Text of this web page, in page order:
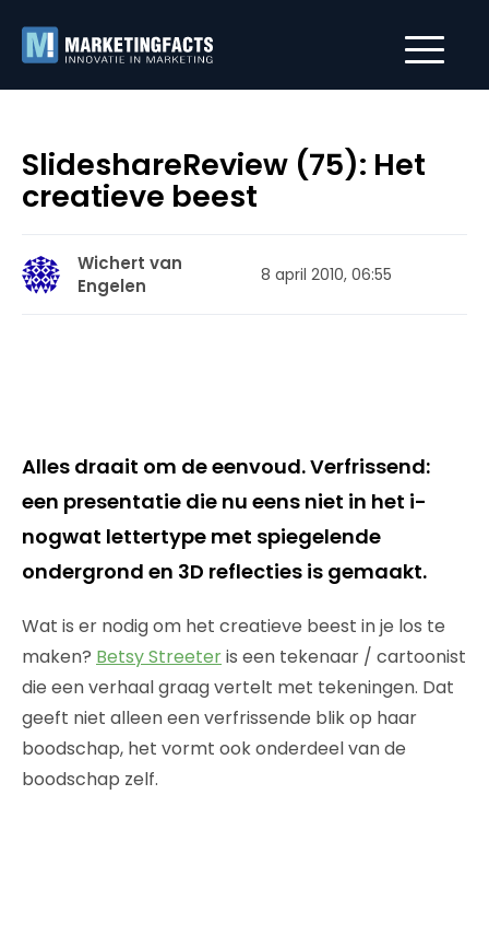
SlideshareReview (75): Het
creatieve beest
Wichert van
Engelen
8 april 2010, 06:55
Alles draait om de eenvoud. Verfrissend:
een presentatie die nu eens niet in het i-
nogwat lettertype met spiegelende
ondergrond en 3D reflecties is gemaakt.
Wat is er nodig om het creatieve beest in je los te
maken? Betsy Streeteris een tekenaar / cartoonist
die een verhaal graag vertelt met tekeningen. Dat
geeft niet alleen een verfrissende blik op haar
boodschap, het vormt ook onderdeel van de
boodschap zelf.